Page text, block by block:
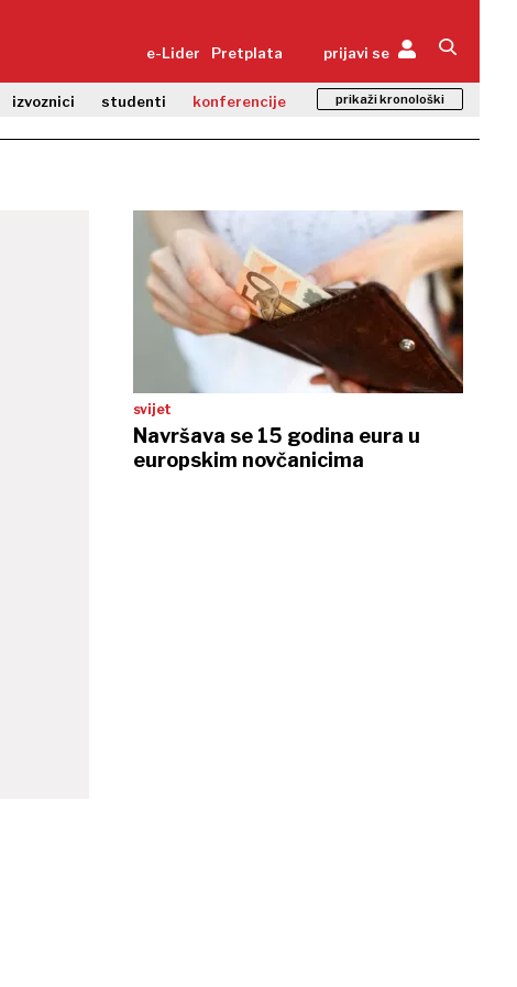
e-Lider Pretplata prijavi se
izvoznici studenti konferencije prikaži kronološki
svijet
Navršava se 15 godina eura u
europskim novčanicima